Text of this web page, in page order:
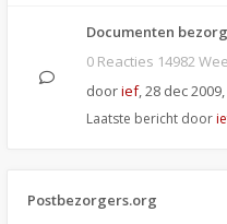
Documenten
0 Reacties 14982
doorief,28 dec
Laatste bericht door
Postbezorgers.org